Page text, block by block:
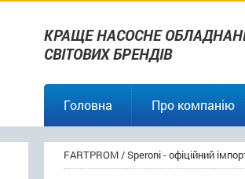
КРАЩЕ НАСОСНЕ
СВІТОВИХ БРЕНДІВ
Головна Про компанію
FARTPROM/Speroni - офіційний